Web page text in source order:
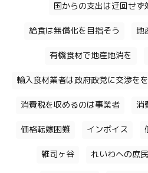
国からの支出は迂回せ
給食は無償化を目指そう 地
有機食材で地産地消を
輸入食材業者は政府政党に交渉をを
消費税を収めるのは事業者 消
価格転嫁困難 インボイス
雑司ヶ谷 れいわへの庶